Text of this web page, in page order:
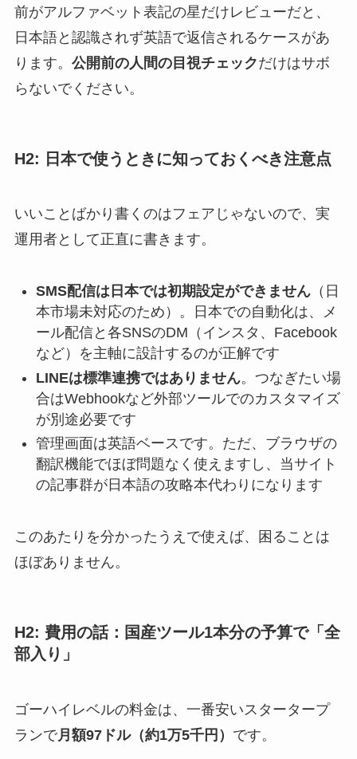
前がアルファベット表記の星だけレビューだと、
日本語と認識されず英語で返信されるケースがあ
ります。 公開前の人間の目視チェックだけはサボ
らないでください。
H2: 日本で使うときに知っておくべき注意点
いいことばかり書くのはフェアじゃないので、実
運用者として正直に書きます。
SMS配信は日本では初期設定ができません（日
本市場未対応のため）。日本での自動化は、メ
ール配信と各SNSのDM（インスタ、Facebook
など）を主軸に設計するのが正解です
LINEは標準連携ではありません。つなぎたい場
合はWebhookなど外部ツールでのカスタマイズ
が別途必要です
管理画面は英語ベースです。ただ、ブラウザの
翻訳機能でほぼ問題なく使えますし、当サイト
の記事群が日本語の攻略本代わりになります
このあたりを分かったうえで使えば、困ることは
ほぼありません。
H2: 費用の話：国産ツール1本分の予算で「全
部入り」
ゴーハイレベルの料金は、一番安いスタータープ
ランで月額97ドル（約1万5千円） です。